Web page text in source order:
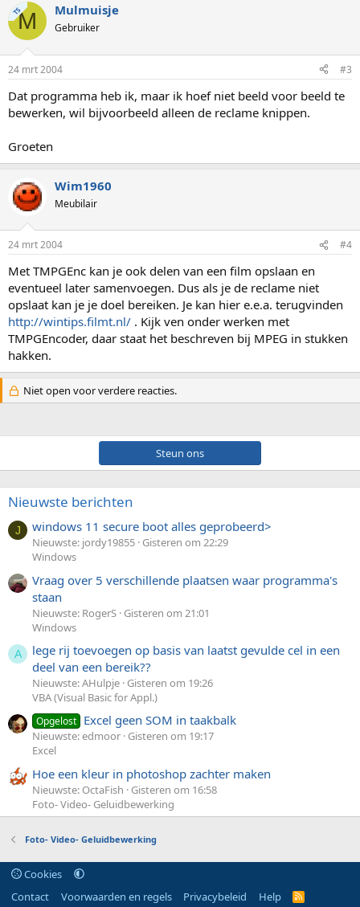
TSM Mulmuisje
Gebruiker
24 mrt 2004 #3
Dat programma heb ik, maar ik hoef niet beeld voor beeld te
bewerken, wil bijvoorbeeld alleen de reclame knippen.
Groeten
Wim1960
Meubilair
24 mrt 2004 #4
Met TMPGEnc kan je ook delen van een film opslaan en
eventueel later samenvoegen. Dus als je de reclame niet
opslaat kan je je doel bereiken. Je kan hier e.e.a. terugvinden
http://wintips.filmt.nl/ . Kijk ven onder werken met
TMPGEncoder, daar staat het beschreven bij MPEG in stukken
hakken.
Niet open voor verdere reacties.
Steun ons
Nieuwste berichten
J windows 11 secure boot alles geprobeerd>
Nieuwste: jordy19855 Gisteren om 22:29
Windows
Vraag over 5 verschillende plaatsen waar programma's
staan
Nieuwste: RogerS Gisteren om 21:01
Windows
A
lege rij toevoegen op basis van laatst gevulde cel in een
deel van een bereik??
Nieuwste: AHulpje Gisteren om 19:26
VBA (Visual Basic for Appl.)
Opgelost Excel geen SOM in taakbalk
Nieuwste: edmoor Gisteren om 19:17
Excel
Hoe een kleur in photoshop zachter maken
Nieuwste: OctaFish
Gisteren om 16:58
Foto- Video- Geluidbewerking
Foto- Video- Geluidbewerking
Cookies
Contact
Voorwaarden en regels Privacybeleid Help
R